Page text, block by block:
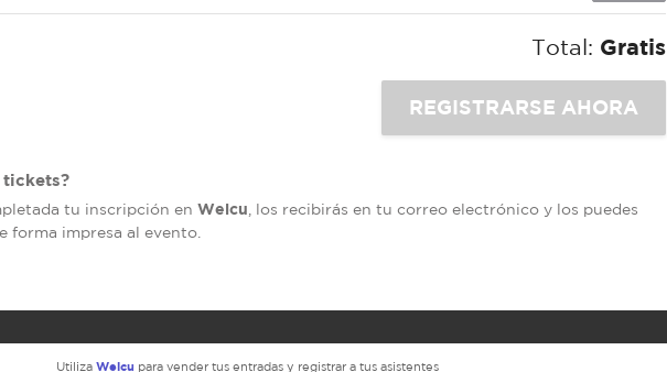
Total: Gratis
tickets?
tu inscripción en Welcu , los recibirás en tu correo electrónico y los puedes
forma impresa al evento.
Utiliza Welcu para vender tus entradas y registrar a tus asistentes